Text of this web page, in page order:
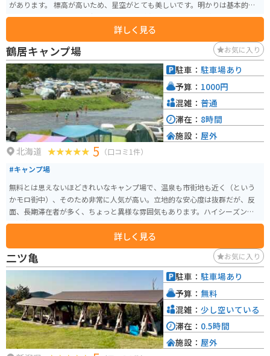
があります。 標高が高いため、星空がとても美しいです。明かりは基本的に
トイレにしかないため、夜になると周辺が真っ暗になりますが、そのためよ
り星が明るく、たくさん見ることができる場所でもあります。 バイクでキャ
ンプ旅行を計画する際には、寒さに備えて上着を持参することをおすすめし
ます。
詳しく見る
鶴居キャンプ場 お気に入り
北海道 5 （口コミ1件）
#キャンプ場
無料とは思えないほどきれいなキャンプ場で、温泉も市街地も近く（という
かモロ街中）、そのため非常に人気が高い。立地的な安心度は抜群だが、反
面、長期滞在者が多く、ちょっと異様な雰囲気もあります。ハイシーズンで
は、当日利用者はテントを張れないほど混む。ビギナーでも利用に問題はな
いが、主（ヌシ）のような人がいるので要注意。気の弱い人は避けた方がい
いかも。なお、温泉が川向こうにあり徒歩で行くことができる。これも人気
に拍車を掛けている要因。平日利用なら天国級の環境です。
詳しく見る
駐車： 駐車場あり
予算： 1000円
混雑： 普通
滞在： 8時間
施設： 屋外
二ツ亀 お気に入り
駐車： 駐車場あり
予算： 無料
混雑： 少し空いている
滞在： 0.5時間
施設： 屋外